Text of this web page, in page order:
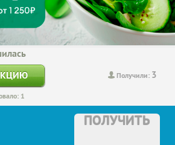
Получили: 3
1
ПОЛУЧИТЬ